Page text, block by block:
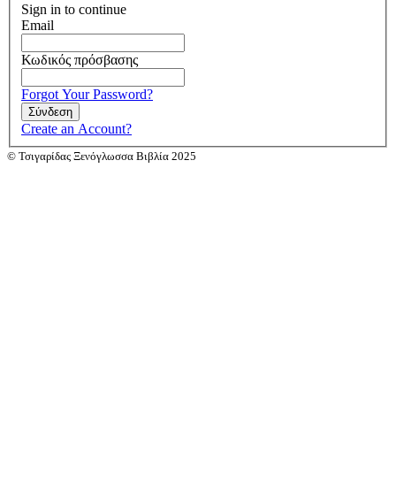
Sign in to continue
Email
Κωδικός πρόσβασης
Forgot Your Password?
Σύνδεση
Create an Account?
© Τσιγαρίδας Ξενόγλωσσα Βιβλία 2025